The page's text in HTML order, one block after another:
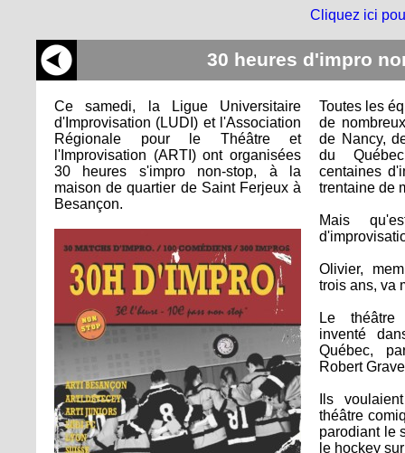
Cliquez ici
30 heures d'impro
Ce samedi, la Ligue Universitaire
d'Improvisation (LUDI) et l'Association
Régionale pour le Théâtre et
l'Improvisation (ARTI) ont organisées
30 heures s'impro non-stop, à la
maison de quartier de Saint Ferjeux à
Besançon.
Toutes les
de
de Nancy,
du
centaines
trentaine de
Mais
Olivier,
trois ans, va
Le théâtre
inventé
Québec,
Robert
Ils
théâtre
parodiant le
le hockey